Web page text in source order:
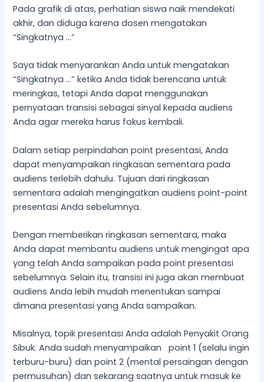
Pada grafik di atas, perhatian siswa naik mendekati
akhir, dan diduga karena dosen mengatakan
“Singkatnya …”
Saya tidak menyarankan Anda untuk mengatakan
“Singkatnya …” ketika Anda tidak berencana untuk
meringkas, tetapi Anda dapat menggunakan
pernyataan transisi sebagai sinyal kepada audiens
Anda agar mereka harus fokus kembali.
Dalam setiap perpindahan point presentasi, Anda
dapat menyampaikan ringkasan sementara pada
audiens terlebih dahulu. Tujuan dari ringkasan
sementara adalah mengingatkan audiens point-point
presentasi Anda sebelumnya.
Dengan memberikan ringkasan sementara, maka
Anda dapat membantu audiens untuk mengingat apa
yang telah Anda sampaikan pada point presentasi
sebelumnya. Selain itu, transisi ini juga akan membuat
audiens Anda lebih mudah menentukan sampai
dimana presentasi yang Anda sampaikan.
Misalnya, topik presentasi Anda adalah Penyakit Orang
Sibuk. Anda sudah menyampaikan point 1 (selalu ingin
terburu-buru) dan point 2 (mental persaingan dengan
permusuhan) dan sekarang saatnya untuk masuk ke